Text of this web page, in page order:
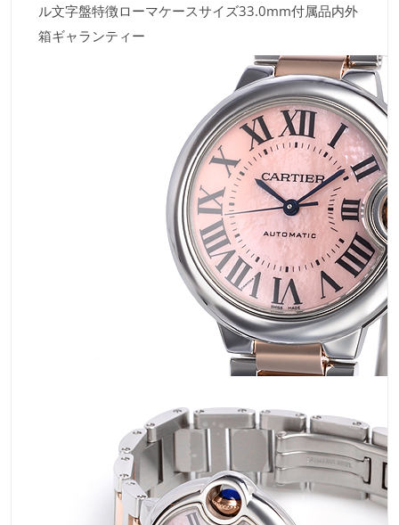
ル文字盤特徴ローマケースサイズ33.0mm付属品内外
箱ギャランティー